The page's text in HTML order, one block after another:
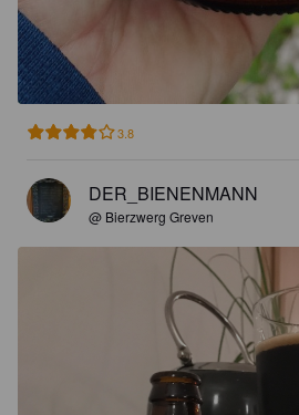
3.8
DER_BIENENMANN
@ Bierzwerg Greven